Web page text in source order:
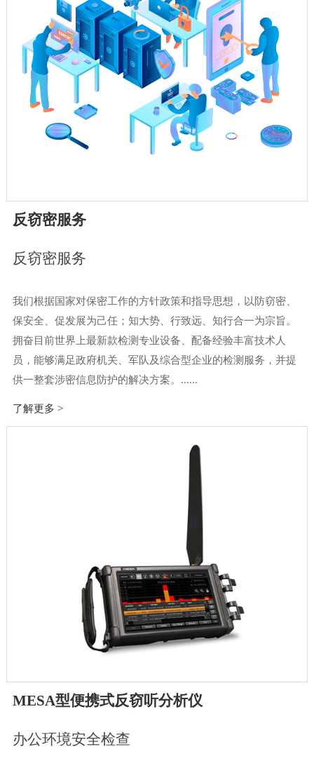
反窃密服务
反窃密服务
我们根据国家对保密工作的方针政策和指导思想，以防窃密、
保安全、促发展为己任；知大势、行致远、知行合一为宗旨。
拥奋目前世界上最新款检测专业设备、配备经验丰富技术人
员，能够满足政府机关、军队及综合型企业的检测服务，并提
供一整套涉密信息防护的解决方案。......
了解更多 >
MESA型便携式反窃听分析仪
办公环境安全检查